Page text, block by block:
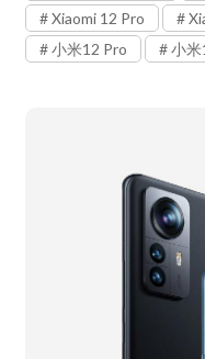
Xiaomi 12 Pro
小米12 Pro
小